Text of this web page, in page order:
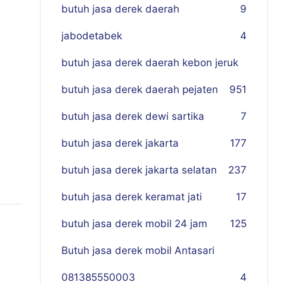
9
butuh jasa derek daerah
jabodetabek 4
butuh jasa derek daerah kebon jeruk
51
butuh jasa derek daerah pejaten 9
butuh jasa derek dewi sartika 7
butuh jasa derek jakarta 177
butuh jasa derek jakarta selatan 237
butuh jasa derek keramat jati 17
butuh jasa derek mobil 24 jam 125
Butuh jasa derek mobil Antasari
081385550003 4